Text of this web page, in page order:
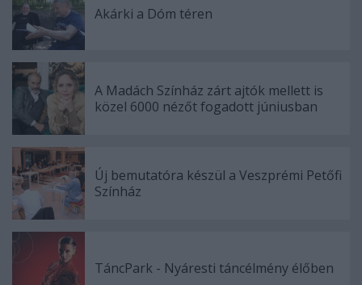
Akárki a Dóm téren
A Madách Színház zárt ajtók mellett is
közel 6000 nézőt fogadott júniusban
Új bemutatóra készül a Veszprémi Petőfi
Színház
TáncPark - Nyáresti táncélmény élőben